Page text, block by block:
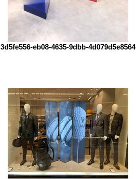
3d5fe556-eb08-4635-9dbb-4d079d5e8564